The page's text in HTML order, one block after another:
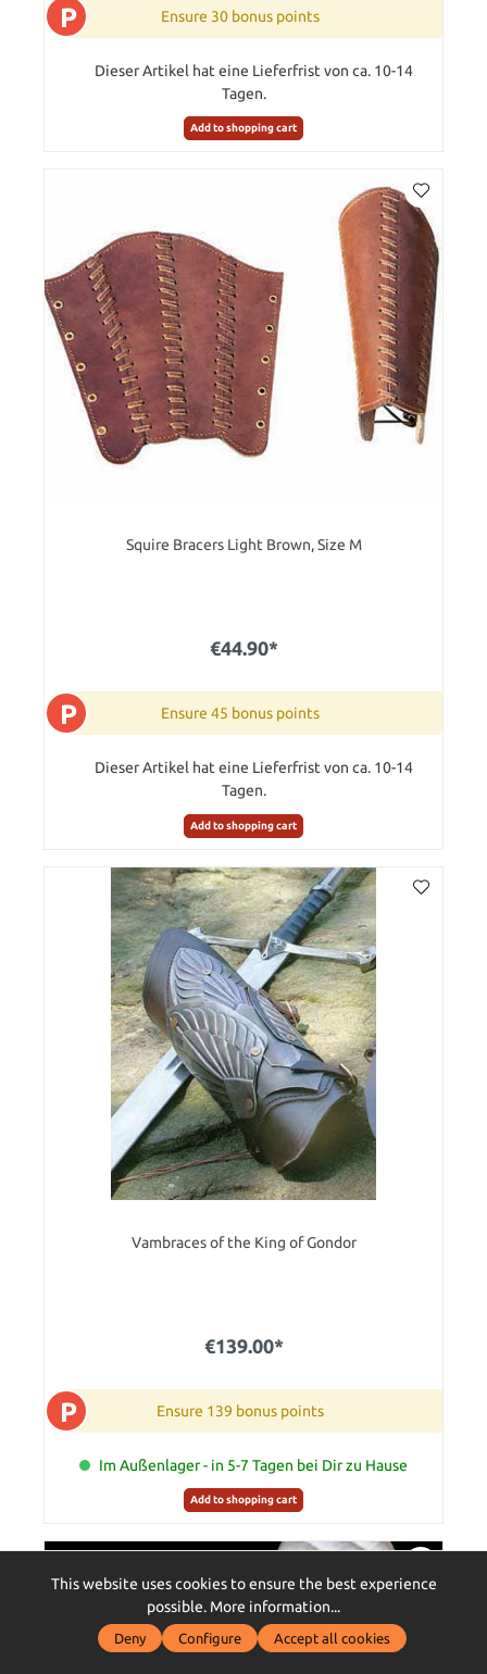
P Ensure 30 bonus points
Dieser Artikel hat eine Lieferfrist von ca. 10-14
Tagen.
Add to shopping cart
Squire Bracers Light Brown, Size M
€44.90*
P Ensure 45 bonus points
Dieser Artikel hat eine Lieferfrist von ca. 10-14
Tagen.
Add to shopping cart
Vambraces of the King of Gondor
€139.00*
P Ensure 139 bonus points
Im Außenlager - in 5-7 Tagen bei Dir zu Hause
Add to shopping cart
This website uses cookies to ensure the best experience
possible. More information...
Deny Configure Accept all cookies